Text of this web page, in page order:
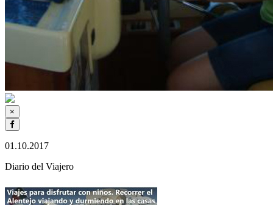
×
01.10.2017
Diario del Viajero